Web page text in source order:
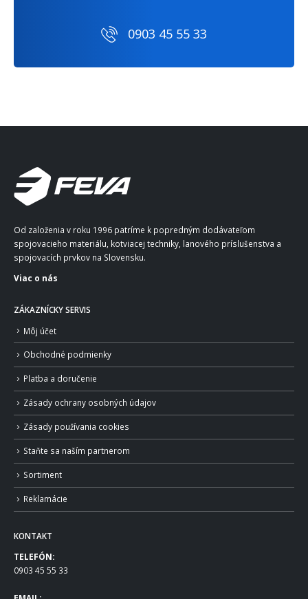
0903 45 55 33
Od založenia v roku 1996 patríme k popredným dodávateľom
spojovacieho materiálu, kotviacej techniky, lanového príslušenstva a
spojovacích prvkov na Slovensku.
Viac o nás
ZÁKAZNÍCKY SERVIS
Môj účet
Obchodné podmienky
Platba a doručenie
Zásady ochrany osobných údajov
Zásady používania cookies
Staňte sa naším partnerom
Sortiment
Reklamácie
KONTAKT
TELEFÓN:
0903 45 55 33